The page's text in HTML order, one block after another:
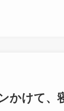
かけて、